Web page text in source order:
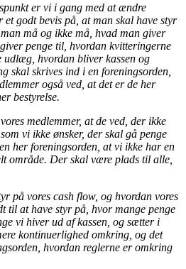
er vi i gang med at ændre
et godt bevis på, at man skal have styr
må og ikke må, hvad man giver
penge til, hvordan kvitteringerne
udlæg, hvordan bliver kassen og
skal skrives ind i en foreningsorden,
også ved, at det er de her
bestyrelse.
medlemmer, at de ved, der ikke
vi ikke ønsker, der skal gå penge
her foreningsorden, at vi ikke har en
område. Der skal være plads til alle,
på vores cash flow, og hvordan vores
til at have styr på, hvor mange penge
vi hiver ud af kassen, og sætter i
kontinuerlighed omkring, og det
hvordan reglerne er omkring